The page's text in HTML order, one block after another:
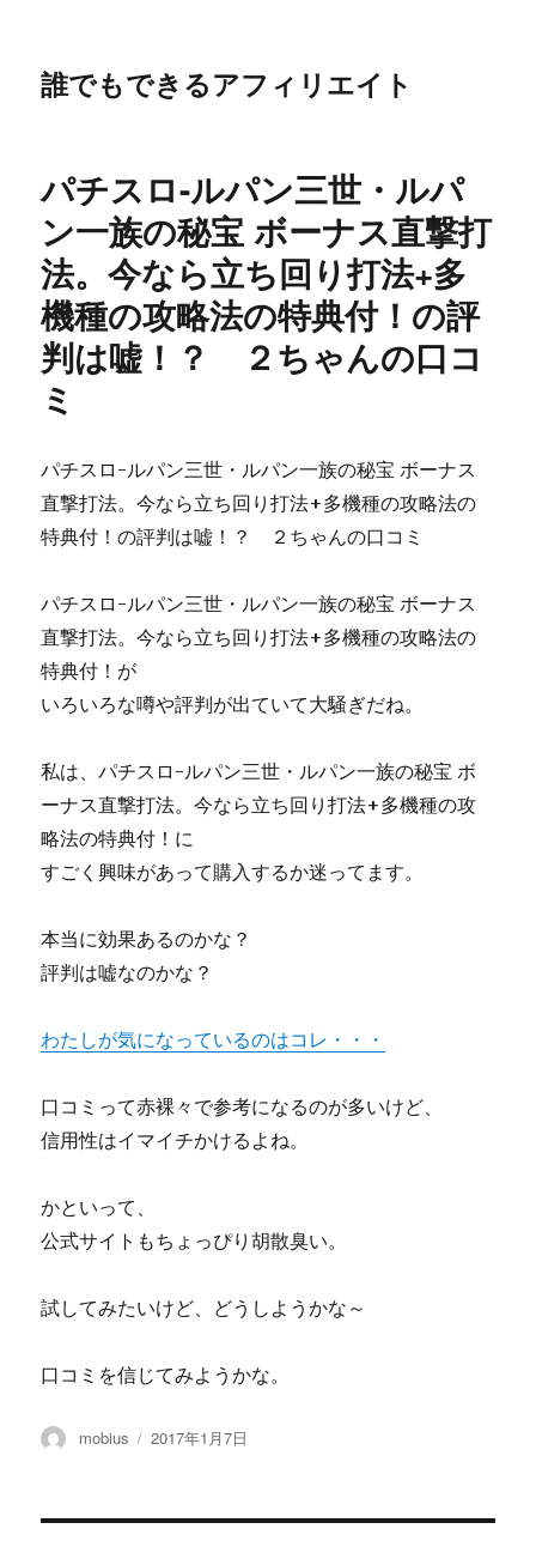
誰でもできるアフィリエイト
パチスロ-ルパン三世・ルパ
ン一族の秘宝 ボーナス直撃打
法。今なら立ち回り打法+多
機種の攻略法の特典付！の評
判は嘘！？ ２ちゃんの口コ
ミ
パチスロ-ルパン三世・ルパン一族の秘宝 ボーナス
直撃打法。今なら立ち回り打法+多機種の攻略法の
特典付！の評判は嘘！？ ２ちゃんの口コミ
パチスロ-ルパン三世・ルパン一族の秘宝 ボーナス
直撃打法。今なら立ち回り打法+多機種の攻略法の
特典付！が
いろいろな噂や評判が出ていて大騒ぎだね。
私は、パチスロ-ルパン三世・ルパン一族の秘宝 ボ
ーナス直撃打法。今なら立ち回り打法+多機種の攻
略法の特典付！に
すごく興味があって購入するか迷ってます。
本当に効果あるのかな？
評判は嘘なのかな？
わたしが気になっているのはコレ・・・
口コミって赤裸々で参考になるのが多いけど、
信用性はイマイチかけるよね。
かといって、
公式サイトもちょっぴり胡散臭い。
試してみたいけど、どうしようかな～
口コミを信じてみようかな。
投
mobius
投
2017年1月7日